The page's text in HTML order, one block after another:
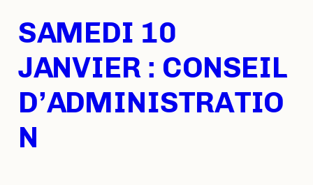
SAMEDI 10
JANVIER : CONSEIL
D’ADMINISTRATIO
N